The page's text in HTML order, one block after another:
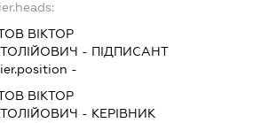
ВІКТОР
- ПІДПИСАНТ
-
ВІКТОР
- КЕРІВНИК